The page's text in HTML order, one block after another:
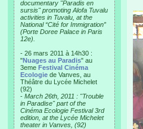
documentary "Paradis en
sursis" promoting Alofa Tuvalu
activities in Tuvalu, at the
National “Cité for Immigration”
(Porte Doree Palace in Paris
12e).
- 26 mars 2011 à 14h30 :
"Nuages au Paradis" au
3eme Festival Cinéma
Ecologie de Vanves, au
Théâtre du Lycée Michelet
(92)
- March 26th, 2011 : "Trouble
in Paradise" part of the
Cinéma Ecologie Festival 3rd
edition, at the Lycée Michelet
theater in Vanves, (92)